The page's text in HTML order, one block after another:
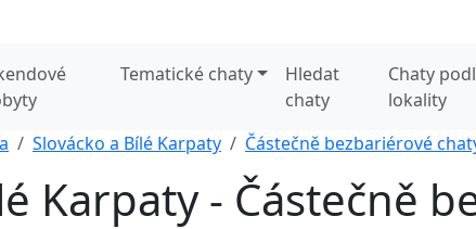
Tematické chaty
Hledat
chaty
Chaty
lokality
Slovácko a Bílé Karpaty Částečně bezbariérové
Karpaty - Částečně